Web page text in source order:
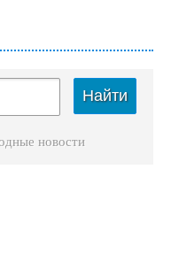
Найти
новости